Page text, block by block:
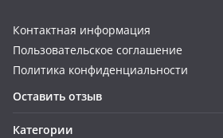
Контактная информация
Пользовательское соглашение
Политика конфиденциальности
Оставить отзыв
Категории